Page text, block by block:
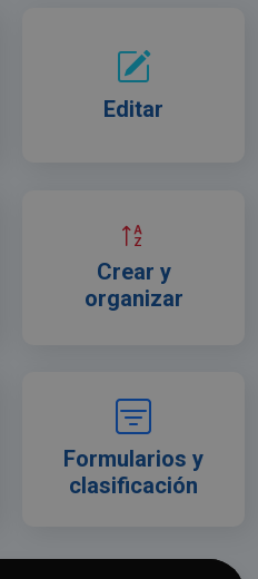
Editar
Crear y
organizar
Formularios y
clasificación